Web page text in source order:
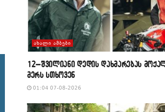
ᲐᲮᲐᲚᲘ ᲐᲛᲑᲔᲑᲘ
12–შვილიანი დედის დახმარებას
მერს სთხოვენ
01:04 07-08-2026